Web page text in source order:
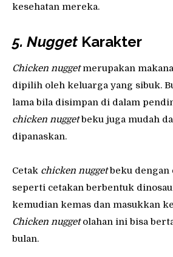
kesehatan mereka.
5. Nugget Karakter
Chicken nuggetmerupakan
dipilih oleh keluarga yang sibuk.
lama bila disimpan di dalam
chicken nuggetbeku juga mudah
dipanaskan.
Cetak chicken nuggetbeku dengan
seperti cetakan berbentuk
kemudian kemas dan masukkan
Chicken nuggetolahan ini bisa
bulan.